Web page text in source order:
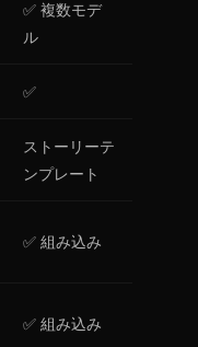
✅ 複数モデ
ル
✅
ストーリーテ
ンプレート
✅ 組み込み
✅ 組み込み